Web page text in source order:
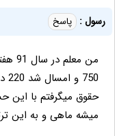
رسول : پاسخ
میشه ماهی و به این